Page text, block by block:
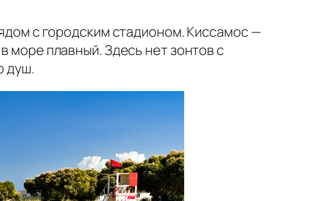
с городским стадионом. Киссамос —
плавный. Здесь нет зонтов с
душ.